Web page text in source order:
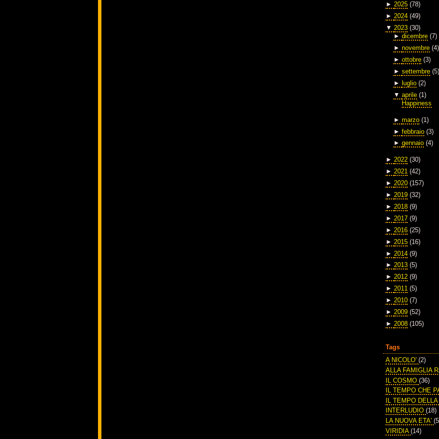
► 2025 (78)
► 2024 (49)
▼ 2023 (30)
► dicembre (7)
► novembre (4)
► ottobre (3)
► settembre (5)
► luglio (2)
▼ aprile (1)
Happiness
► marzo (1)
► febbraio (3)
► gennaio (4)
► 2022 (30)
► 2021 (42)
► 2020 (157)
► 2019 (32)
► 2018 (9)
► 2017 (9)
► 2016 (25)
► 2015 (16)
► 2014 (9)
► 2013 (5)
► 2012 (9)
► 2011 (5)
► 2010 (7)
► 2009 (52)
► 2008 (105)
Tags
A NICOLO' (2)
ALLA FAMIGLIA
IL COSMO (36)
IL TEMPO CHE
IL TEMPO
INTERLUDIO (18)
LA NUOVA ETA'
VIRIDIA (14)